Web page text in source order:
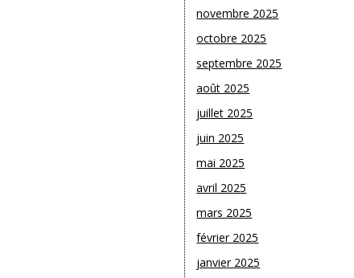
novembre 2025
octobre 2025
septembre 2025
août 2025
juillet 2025
juin 2025
mai 2025
avril 2025
mars 2025
février 2025
janvier 2025